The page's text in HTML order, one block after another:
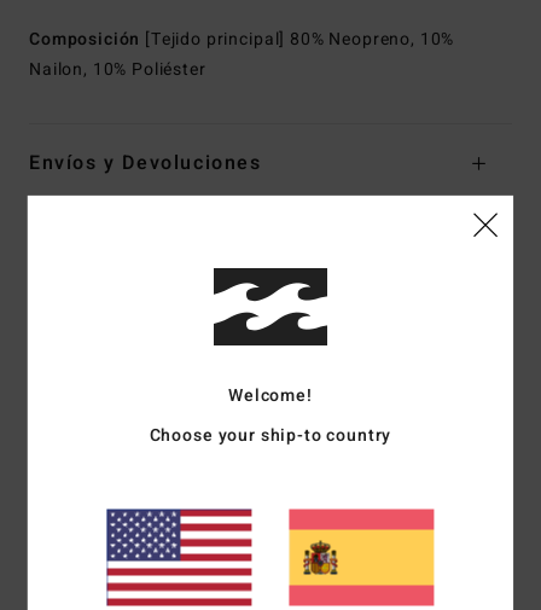
Composición [Tejido principal] 80% Neopreno, 10%
Nailon, 10% Poliéster
Envíos y Devoluciones
Reseñas de los clientes
Puntuación media
5.0
El 100% de nuestros clientes recomiendan este producto
Comodidad
5.0
Relación calidad-precio
Welcome!
Choose your ship-to country